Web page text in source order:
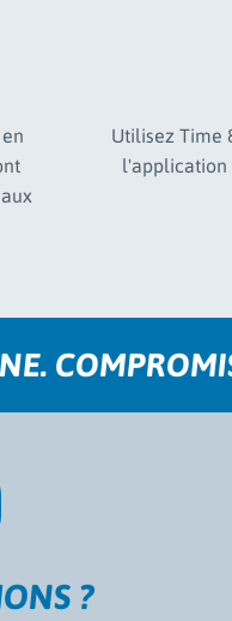
Utilisez Time
l'application
?